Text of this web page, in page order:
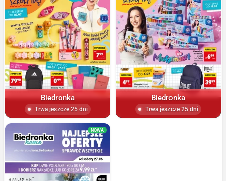
Biedronka
Trwa jeszcze 25 dni
Biedronka
Trwa jeszcze 25 dni
NOWA